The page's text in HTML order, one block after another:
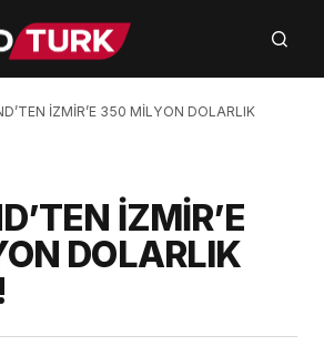
İZMİR’E 350 MİLYON DOLARLIK
İZMİR’E
DOLARLIK